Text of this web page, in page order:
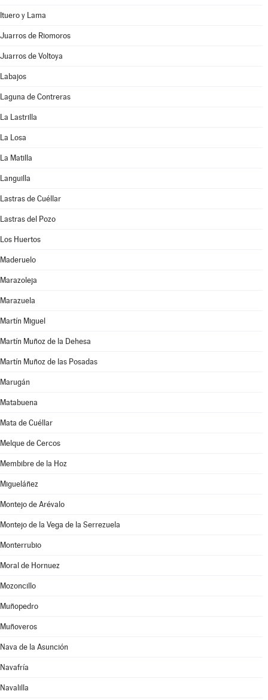
Ituero y Lama
Juarros de Riomoros
Juarros de Voltoya
Labajos
Laguna de Contreras
La Lastrilla
La Losa
La Matilla
Languilla
Lastras de Cuéllar
Lastras del Pozo
Los Huertos
Maderuelo
Marazoleja
Marazuela
Martín Miguel
Martín Muñoz de la Dehesa
Martín Muñoz de las Posadas
Marugán
Matabuena
Mata de Cuéllar
Melque de Cercos
Membibre de la Hoz
Migueláñez
Montejo de Arévalo
Montejo de la Vega de la Serrezuela
Monterrubio
Moral de Hornuez
Mozoncillo
Muñopedro
Muñoveros
Nava de la Asunción
Navafría
Navalilla